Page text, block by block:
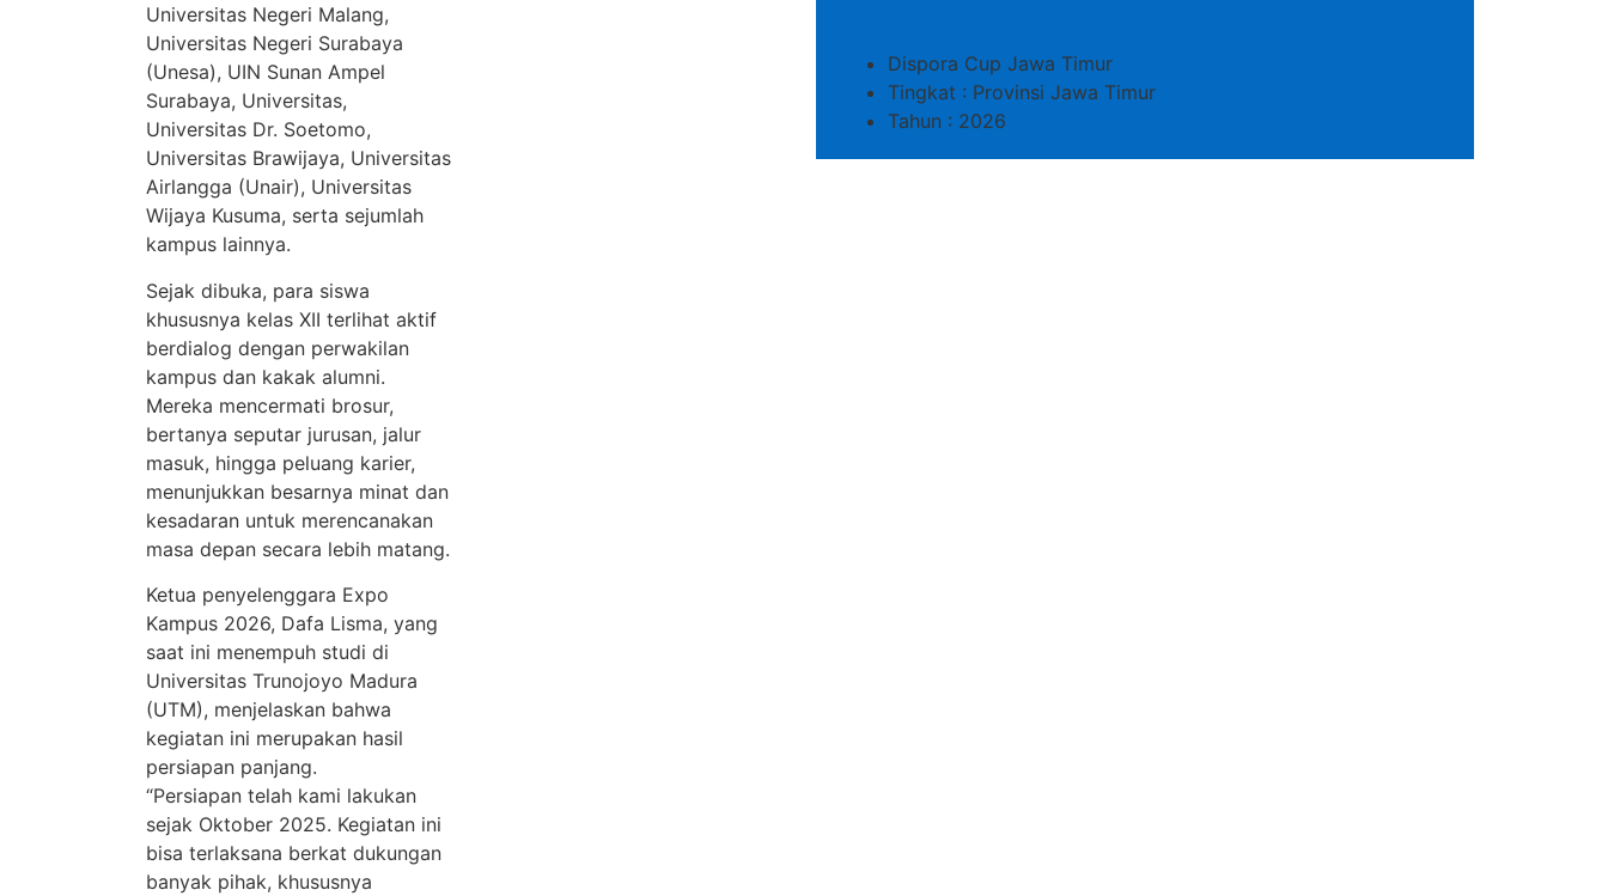
Universitas Negeri Malang,
Universitas Negeri Surabaya
(Unesa), UIN Sunan Ampel
Surabaya, Universitas,
Universitas Dr. Soetomo,
Universitas Brawijaya, Universitas
Airlangga (Unair), Universitas
Wijaya Kusuma, serta sejumlah
kampus lainnya.
Sejak dibuka, para siswa
khususnya kelas XII terlihat aktif
berdialog dengan perwakilan
kampus dan kakak alumni.
Mereka mencermati brosur,
bertanya seputar jurusan, jalur
masuk, hingga peluang karier,
menunjukkan besarnya minat dan
kesadaran untuk merencanakan
masa depan secara lebih matang.
Ketua penyelenggara Expo
Kampus 2026, Dafa Lisma, yang
saat ini menempuh studi di
Universitas Trunojoyo Madura
(UTM), menjelaskan bahwa
kegiatan ini merupakan hasil
persiapan panjang.
“Persiapan telah kami lakukan
sejak Oktober 2025. Kegiatan ini
bisa terlaksana berkat dukungan
banyak pihak, khususnya
Dispora Cup Jawa Timur
Tingkat : Provinsi Jawa Timur
Tahun : 2026